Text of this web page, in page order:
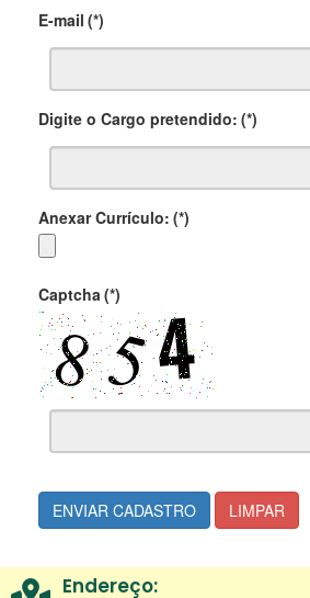
E-mail (*)
Digite o Cargo pretendido: (*)
Anexar Currículo: (*)
Captcha (*)
ENVIAR CADASTRO LIMPAR
Endereço: